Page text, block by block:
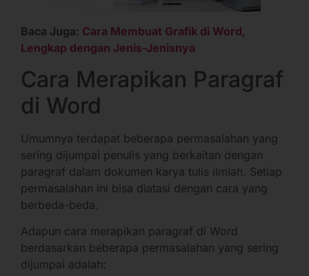
Baca Juga: Cara Membuat Grafik di Word,
Lengkap dengan Jenis-Jenisnya
Cara Merapikan Paragraf
di Word
Umumnya terdapat beberapa permasalahan yang
sering dijumpai penulis yang berkaitan dengan
paragraf dalam dokumen karya tulis ilmiah. Setiap
permasalahan ini bisa diatasi dengan cara yang
berbeda-beda.
Adapun cara merapikan paragraf di Word
berdasarkan beberapa permasalahan yang sering
dijumpai adalah: